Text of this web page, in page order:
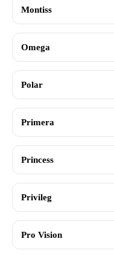
Montiss
Omega
Polar
Primera
Princess
Privileg
Pro Vision